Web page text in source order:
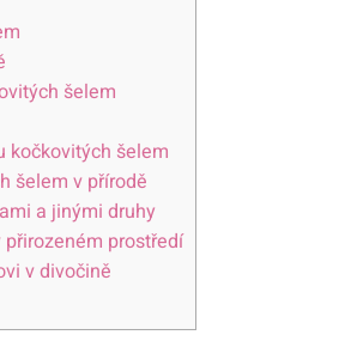
šelem
kočkovitých šelem
šelem v přírodě
a jinými druhy
prostředí
v divočině